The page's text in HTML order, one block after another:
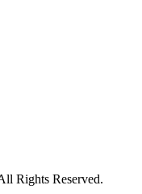
Rights Reserved.